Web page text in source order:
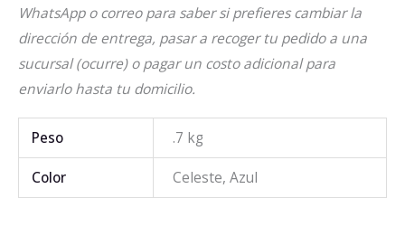
WhatsApp o correo para saber si prefieres cambiar la
dirección de entrega, pasar a recoger tu pedido a una
sucursal (ocurre) o pagar un costo adicional para
enviarlo hasta tu domicilio.
Peso
.7 kg
Color
Celeste, Azul